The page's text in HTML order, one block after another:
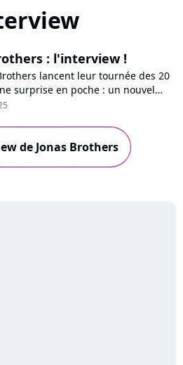
: l'interview !
lancent leur tournée des 20
surprise en poche : un nouvel
le New Jersey, Nick, Kevin et Joe
entretien accordé à Purecharts.
de Jonas Brothers